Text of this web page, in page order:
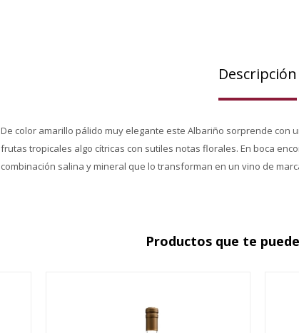
Descripción
De color amarillo pálido muy elegante este Albariño sorprende con
frutas tropicales algo cítricas con sutiles notas florales. En boca
combinación salina y mineral que lo transforman en un vino de
Productos que te